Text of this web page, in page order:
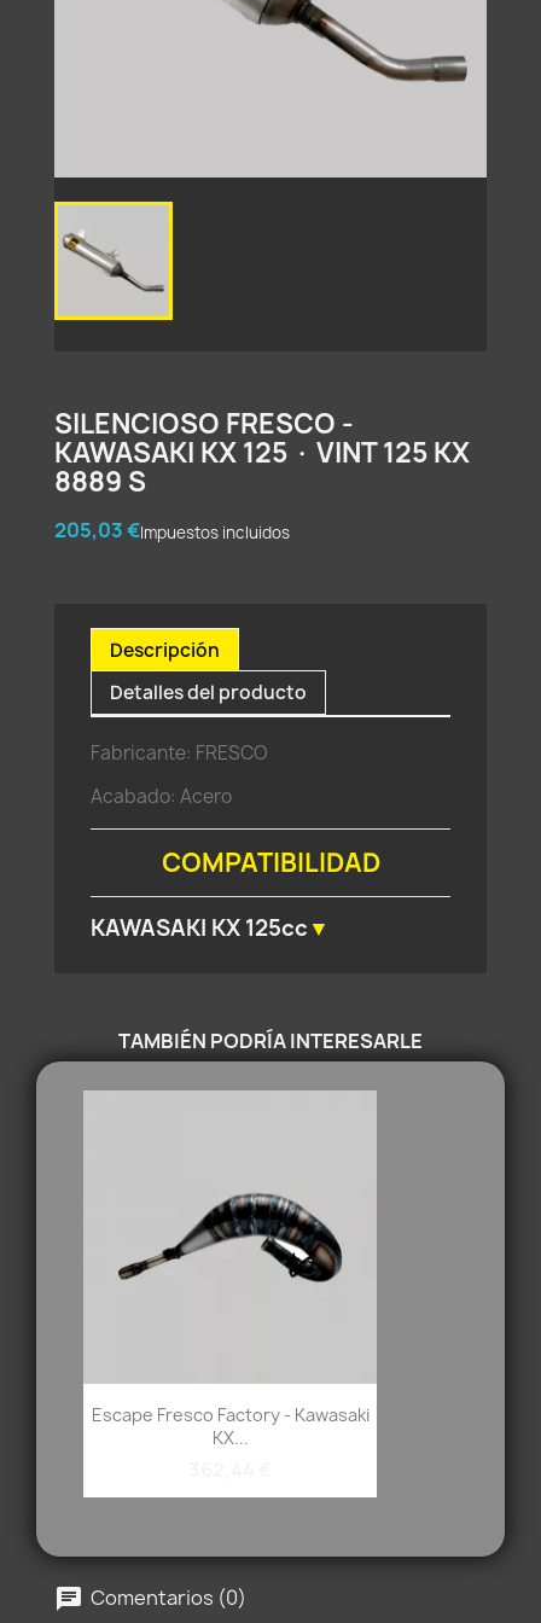
SILENCIOSO FRESCO -
KAWASAKI KX 125 · VINT 125 KX
8889 S
205,03 €Impuestos incluidos
Descripción
Detalles del producto
Fabricante: FRESCO
Acabado: Acero
COMPATIBILIDAD
KAWASAKI KX 125cc▼
TAMBIÉN PODRÍA INTERESARLE
Escape Fresco Factory - Kawasaki
KX...
Comentarios (0)